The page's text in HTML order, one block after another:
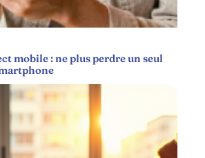
mobile : ne plus perdre un seul